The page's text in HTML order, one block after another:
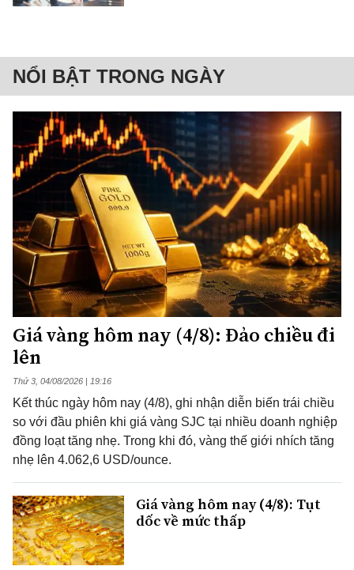
NỔI BẬT TRONG NGÀY
Giá vàng hôm nay (4/8): Đảo chiều đi
lên
Thứ 3, 04/08/2026 | 19:16
Kết thúc ngày hôm nay (4/8), ghi nhận diễn biến trái chiều
so với đầu phiên khi giá vàng SJC tại nhiều doanh nghiệp
đồng loạt tăng nhẹ. Trong khi đó, vàng thế giới nhích tăng
nhẹ lên 4.062,6 USD/ounce.
Giá vàng hôm nay (4/8): Tụt
dốc về mức thấp